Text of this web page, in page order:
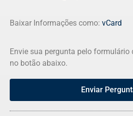
Baixar Informações como: vCard
Envie sua pergunta pelo
no botão abaixo.
Enviar